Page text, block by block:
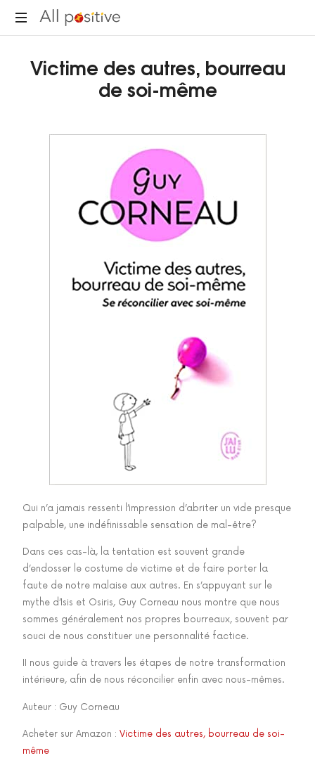
pour
se
Victime des autres, bourreau
de soi-même
Qui n’a jamais ressenti l’impression d’abriter un vide presque
palpable, une indéfinissable sensation de mal-être?
Dans ces cas-là, la tentation est souvent grande
d’endosser le costume de victime et de faire porter la
faute de notre malaise aux autres. En s’appuyant sur le
mythe d’Isis et Osiris, Guy Corneau nous montre que nous
sommes généralement nos propres bourreaux, souvent par
souci de nous constituer une personnalité factice.
II nous guide à travers les étapes de notre transformation
intérieure, afin de nous réconcilier enfin avec nous-mêmes.
Auteur : Guy Corneau
Acheter sur Amazon :Victime des autres, bourreau de soi-
même